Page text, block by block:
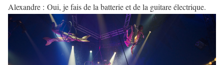
Alexandre : Oui, je fais de la batterie et de la guitare électrique.